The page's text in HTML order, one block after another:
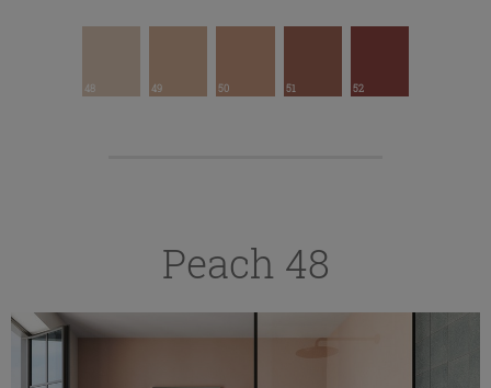
48 49 50 51 52
Peach 48